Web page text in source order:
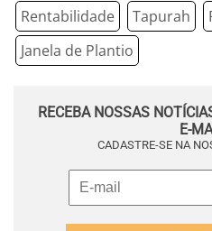
Rentabilidade
Tapurah
Janela de Plantio
RECEBA NOSSAS
E-
CADASTRE-SE NA